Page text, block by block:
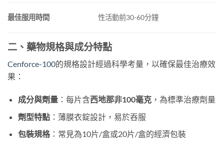
最佳服用時間 性活動前30-60分鐘
二、藥物規格與成分特點
Cenforce-100的規格設計經過科學考量，以確保最佳治療效
果：
成分與劑量：每片含西地那非100毫克，為標準治療劑量
劑型特點：薄膜衣錠設計，易於吞服
包裝規格：常見為10片/盒或20片/盒的經濟包裝